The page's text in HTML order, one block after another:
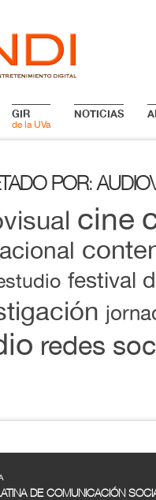
GIR
de la UVa
NOTICIAS
POR:
cine
festival
redes
DE COMUNICACIÓN